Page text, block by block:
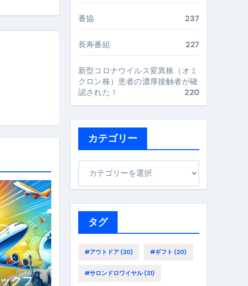
を再定義する新しいサプリ体験
ル）まで目的別に失敗しない
方
爪／飛び散り対策の選び方
クフ
番協 237
長寿番組 227
新型コロナウイルス変異株（オミ
クロン株）患者の濃厚接触者が確
認された！
220
カテゴリー
タグ
#アウトドア(20) #ギフト (20)
#サロンドロワイヤル(31)